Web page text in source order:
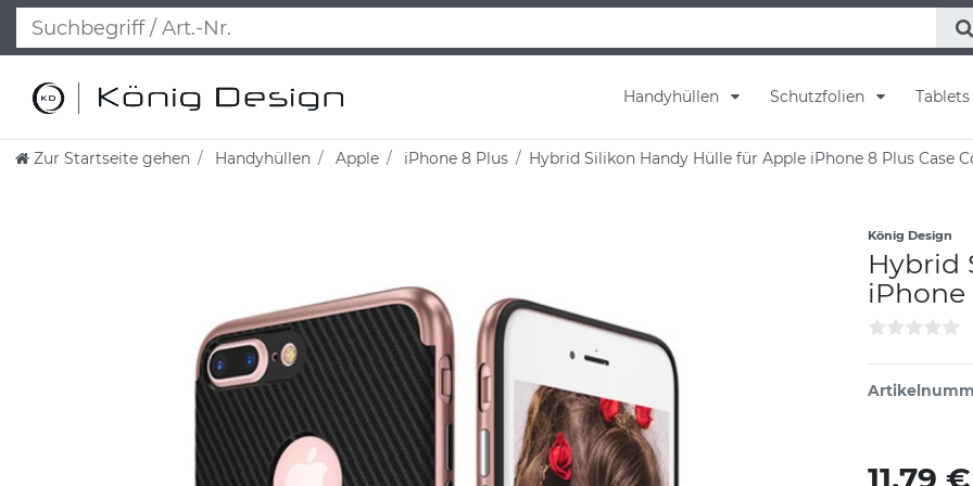
Handyhüllen Schutzfolien Tablets
Zur Startseite gehen Handyhüllen Apple iPhone 8 Plus Hybrid Silikon Handy Hülle für Apple iPhone 8 Plus Case
König Design
Hybrid
iPhone